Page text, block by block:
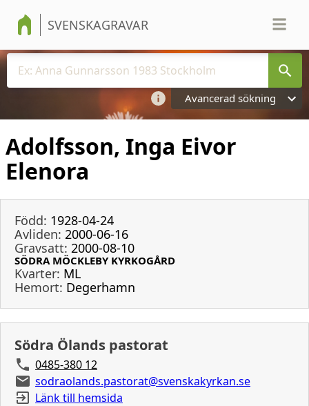
SVENSKAGRAVAR
Avancerad sökning
Adolfsson, Inga Eivor
Elenora
Född: 1928-04-24
Avliden: 2000-06-16
Gravsatt: 2000-08-10
SÖDRA MÖCKLEBY KYRKOGÅRD
Kvarter: ML
Hemort: Degerhamn
Södra Ölands pastorat
0485-380 12
sodraolands.pastorat@svenskakyrkan.se
Länk till hemsida